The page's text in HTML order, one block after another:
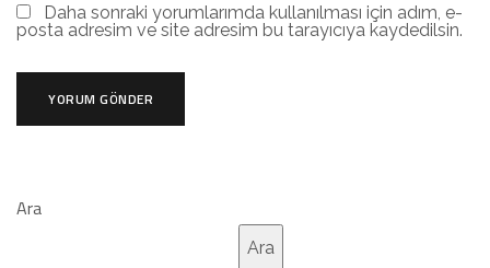
Daha sonraki yorumlarımda kullanılması için adım, e-
posta adresim ve site adresim bu tarayıcıya kaydedilsin.
Ara
Ara